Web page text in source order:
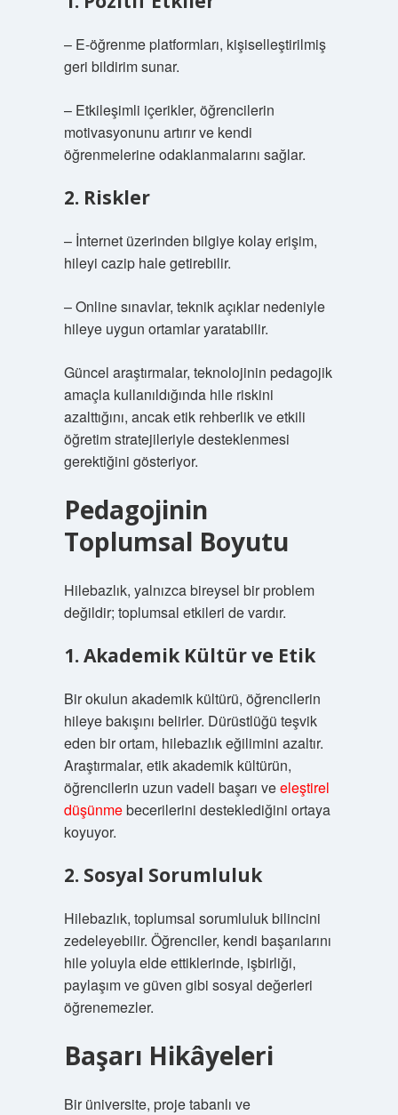
– E-öğrenme platformları, kişiselleştirilmiş
geri bildirim sunar.
– Etkileşimli içerikler, öğrencilerin
motivasyonunu artırır ve kendi
öğrenmelerine odaklanmalarını sağlar.
2. Riskler
– İnternet üzerinden bilgiye kolay erişim,
hileyi cazip hale getirebilir.
– Online sınavlar, teknik açıklar nedeniyle
hileye uygun ortamlar yaratabilir.
Güncel araştırmalar, teknolojinin pedagojik
amaçla kullanıldığında hile riskini
azalttığını, ancak etik rehberlik ve etkili
öğretim stratejileriyle desteklenmesi
gerektiğini gösteriyor.
Pedagojinin
Toplumsal Boyutu
Hilebazlık, yalnızca bireysel bir problem
değildir; toplumsal etkileri de vardır.
1. Akademik Kültür ve Etik
Bir okulun akademik kültürü, öğrencilerin
hileye bakışını belirler. Dürüstlüğü teşvik
eden bir ortam, hilebazlık eğilimini azaltır.
Araştırmalar, etik akademik kültürün,
öğrencilerin uzun vadeli başarı veeleştirel
düşünmebecerilerini desteklediğini ortaya
koyuyor.
2. Sosyal Sorumluluk
Hilebazlık, toplumsal sorumluluk bilincini
zedeleyebilir. Öğrenciler, kendi başarılarını
hile yoluyla elde ettiklerinde, işbirliği,
paylaşım ve güven gibi sosyal değerleri
öğrenemezler.
Başarı Hikâyeleri
Bir üniversite, proje tabanlı ve